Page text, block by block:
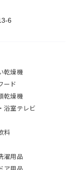
6
乾燥機
ード
乾燥機
浴室テレビ
料
濯用品